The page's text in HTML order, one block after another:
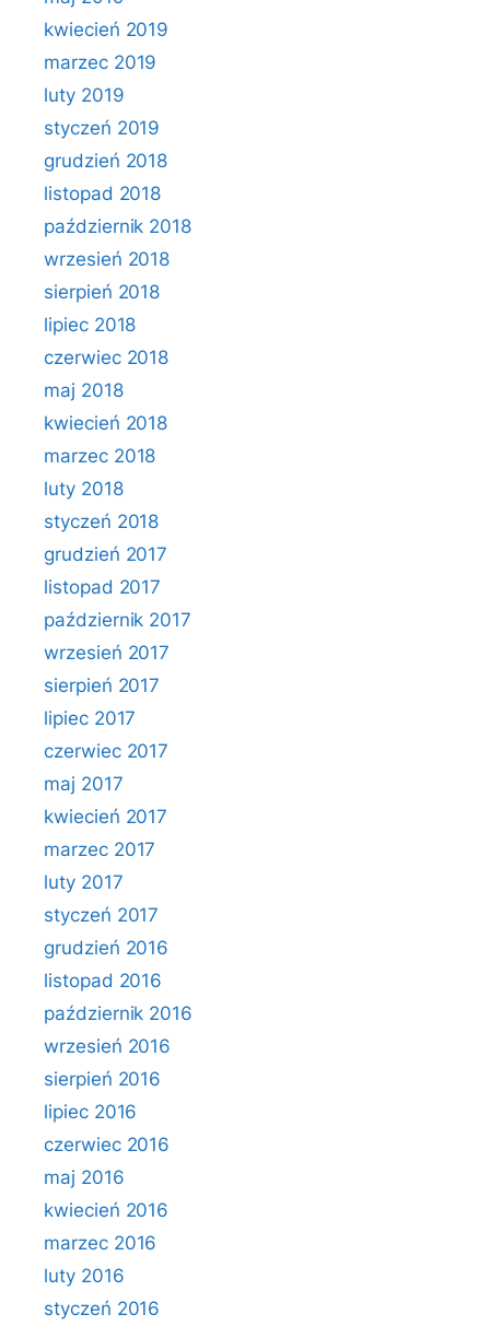
kwiecień 2019
marzec 2019
luty 2019
styczeń 2019
grudzień 2018
listopad 2018
październik 2018
wrzesień 2018
sierpień 2018
lipiec 2018
czerwiec 2018
maj 2018
kwiecień 2018
marzec 2018
luty 2018
styczeń 2018
grudzień 2017
listopad 2017
październik 2017
wrzesień 2017
sierpień 2017
lipiec 2017
czerwiec 2017
maj 2017
kwiecień 2017
marzec 2017
luty 2017
styczeń 2017
grudzień 2016
listopad 2016
październik 2016
wrzesień 2016
sierpień 2016
lipiec 2016
czerwiec 2016
maj 2016
kwiecień 2016
marzec 2016
luty 2016
styczeń 2016